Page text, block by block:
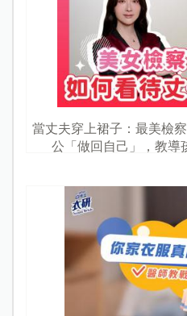
當丈夫穿上裙子：最美檢
公「做回自己」，教導